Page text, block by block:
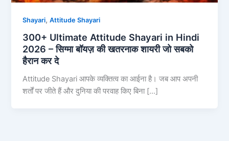
Shayari,Attitude Shayari
300+ Ultimate Attitude Shayari in Hindi
2026 – सिग्मा बॉयज़ की खतरनाक शायरी जो सबको
हैरान कर दे
Attitude Shayari आपके व्यक्तित्व का आईना है। जब आप अपनी
शर्तों पर जीते हैं और दुनिया की परवाह किए बिना […]